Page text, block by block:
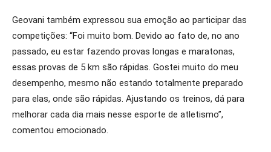
Geovani também expressou sua emoção ao participar das
competições: “Foi muito bom. Devido ao fato de, no ano
passado, eu estar fazendo provas longas e maratonas,
essas provas de 5 km são rápidas. Gostei muito do meu
desempenho, mesmo não estando totalmente preparado
para elas, onde são rápidas. Ajustando os treinos, dá para
melhorar cada dia mais nesse esporte de atletismo”,
comentou emocionado.